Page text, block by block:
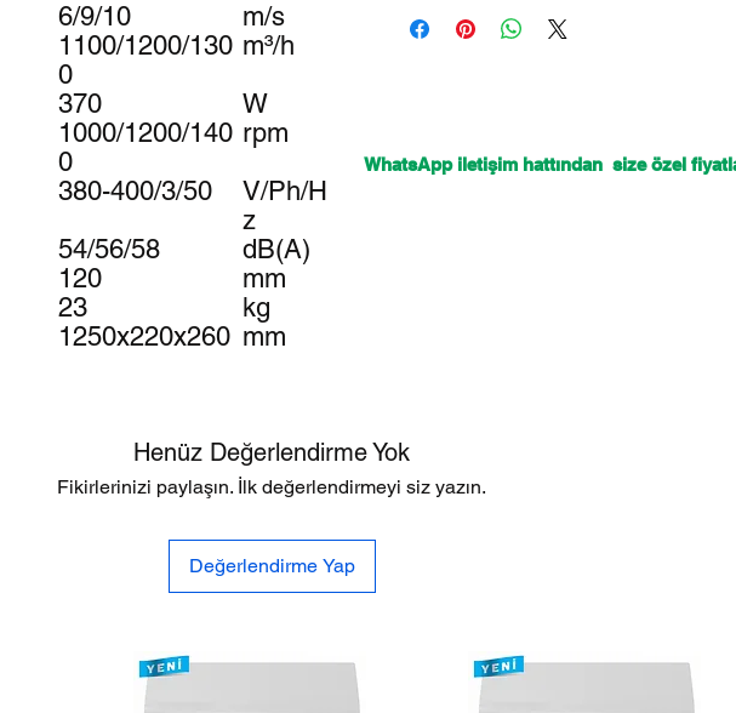
6/9/10
m/s
1100/1200/130
0
m³/h
370
W
1000/1200/140
0
rpm
380-400/3/50
V/Ph/H
z
54/56/58
dB(A)
120
mm
23
kg
1250x220x260 mm
Henüz Değerlendirme Yok
Fikirlerinizi paylaşın. İlk değerlendirmeyi siz yazın.
Değerlendirme Yap
WhatsApp iletişim hattından size özel